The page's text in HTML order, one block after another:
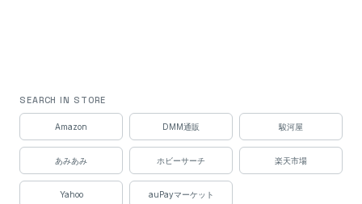
SEARCH IN STORE
Amazon DMM通販 駿河屋
あみあみ ホビーサーチ 楽天市場
Yahoo auPayマーケット